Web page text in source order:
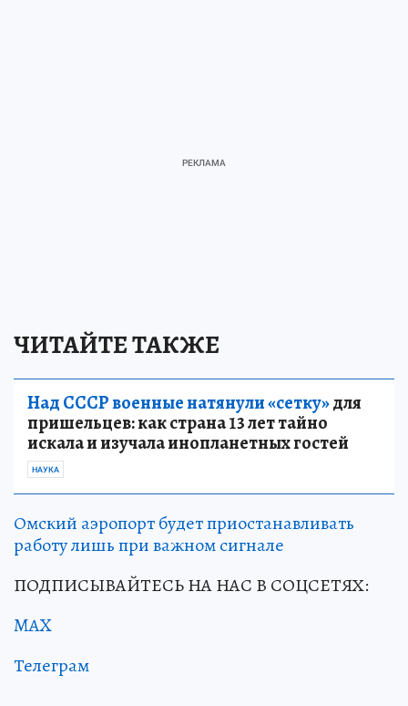
ЧИТАЙТЕ ТАКЖЕ
Над СССР военные натянули «сетку»для
пришельцев: как страна 13 лет тайно
искала и изучала инопланетных гостей
НАУКА
Омский аэропорт будет приостанавливать
работу лишь при важном сигнале
ПОДПИСЫВАЙТЕСЬ НА НАС В СОЦСЕТЯХ:
MAX
Телеграм